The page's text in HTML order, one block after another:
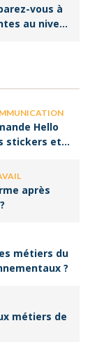
vous à
au niveau
Hello
stickers et
après
métiers du
?
métiers de